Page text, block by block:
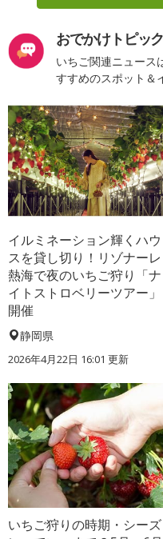
おでかけトピッ
いちご関連ニュース
すすめのスポット＆
イルミネーション輝くハウ
スを貸し切り！リゾナーレ
熱海で夜のいちご狩り「ナ
イトストロベリーツアー」
開催
静岡県
2026年4月22日 16:01 更新
いちご狩りの時期・シーズ